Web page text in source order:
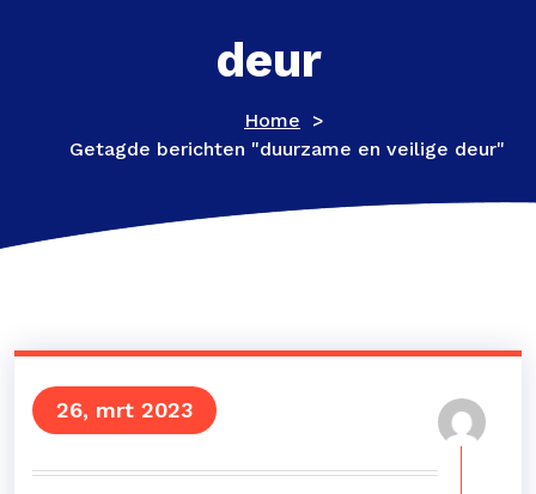
deur
Home >
Getagde berichten "duurzame en veilige deur"
26, mrt 2023